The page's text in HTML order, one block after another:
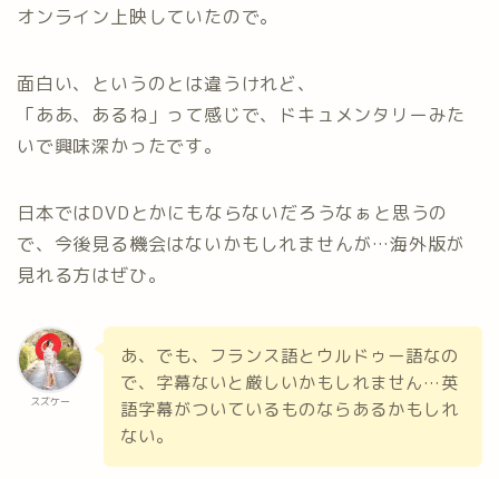
オンライン上映していたので。
面白い、というのとは違うけれど、
「ああ、あるね」って感じで、ドキュメンタリーみた
いで興味深かったです。
日本ではDVDとかにもならないだろうなぁと思うの
で、今後見る機会はないかもしれませんが…海外版が
見れる方はぜひ。
スズケー
あ、でも、フランス語とウルドゥー語なの
で、字幕ないと厳しいかもしれません…英
語字幕がついているものならあるかもしれ
ない。